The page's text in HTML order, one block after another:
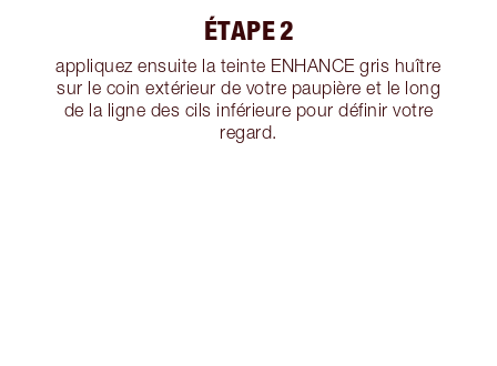
ÉTAPE 2
appliquez ensuite la teinte ENHANCE gris huître
sur le coin extérieur de votre paupière et le long
de la ligne des cils inférieure pour définir votre
regard.